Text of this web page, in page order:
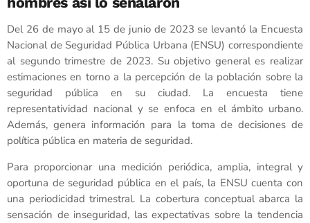
Del 26 de mayo al 15 de junio de 2023 se levantó la Encuesta
Nacional de Seguridad Pública Urbana (ENSU) correspondiente
al segundo trimestre de 2023. Su objetivo general es realizar
estimaciones en torno a la percepción de la población sobre la
seguridad pública en su ciudad. La encuesta tiene
representatividad nacional y se enfoca en el ámbito urbano.
Además, genera información para la toma de decisiones de
política pública en materia de seguridad.
Para proporcionar una medición periódica, amplia, integral y
oportuna de seguridad pública en el país, la ENSU cuenta con
una periodicidad trimestral. La cobertura conceptual abarca la
sensación de inseguridad, las expectativas sobre la tendencia